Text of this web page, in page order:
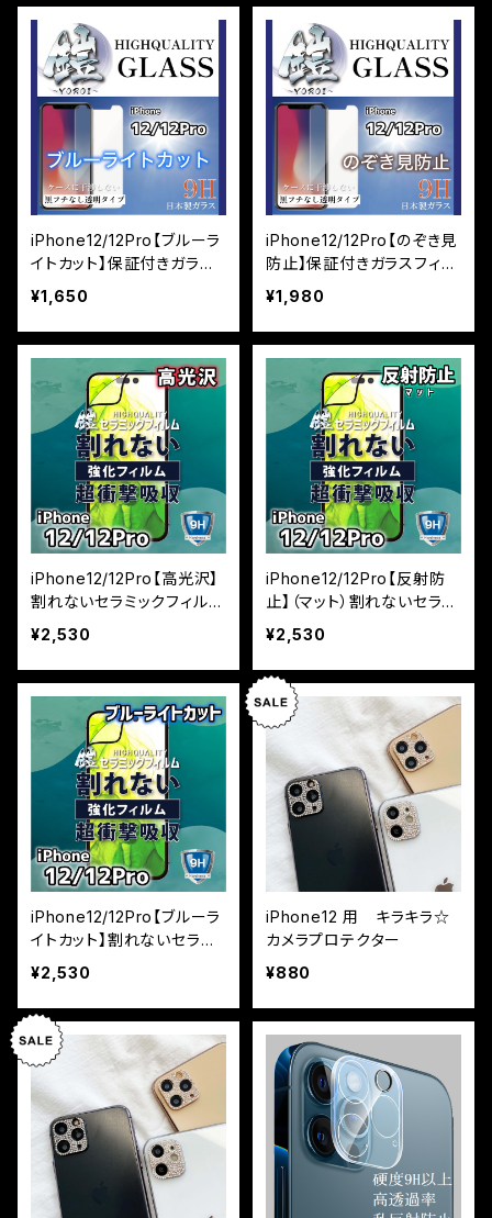
iPhone12/12Pro【ブルーラ
イトカット】保証付きガラス
フィルム『鎧』平面タイプ
¥1,650
iPhone12/12Pro【のぞき見
防止】保証付きガラスフィル
ム『鎧』平面タイプ
¥1,980
iPhone12/12Pro【高光沢】
割れないセラミックフィルム
『鎧』全面フルカバー
¥2,530
iPhone12/12Pro【反射防
止】（マット）割れないセラミ
ックフィルム『鎧』全面フル
カバー
¥2,530
iPhone12/12Pro【ブルーラ
イトカット】割れないセラミ
ックフィルム『鎧』全面フル
カバー
¥2,530
iPhone12 用 キラキラ☆
カメラプロテクター
¥880